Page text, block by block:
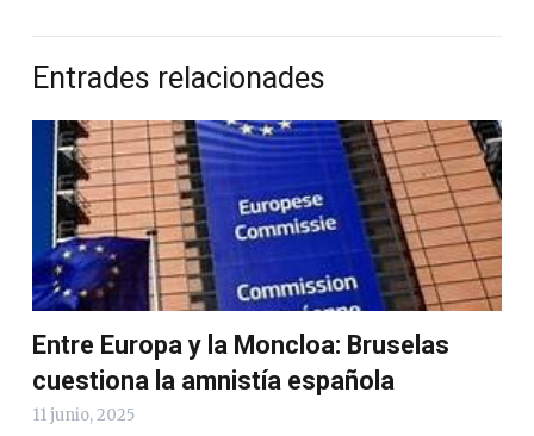
Entrades relacionades
Entre Europa y la Moncloa: Bruselas
cuestiona la amnistía española
11 junio, 2025